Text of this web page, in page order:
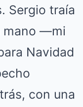
Sergio traía
mano —mi
Navidad
con una